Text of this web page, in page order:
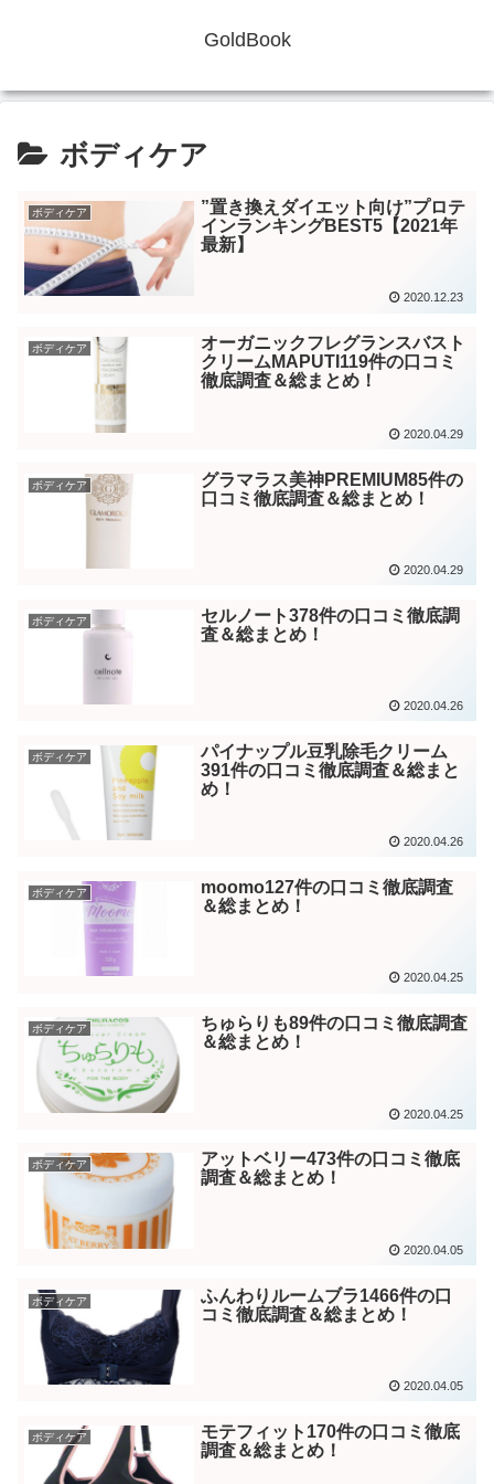
GoldBook
ボディケア
ボディケア
”置き換えダイエット向け”プロテ
インランキングBEST5【2021年
最新】
2020.12.23
ボディケア
オーガニックフレグランスバスト
クリームMAPUTI119件の口コミ
徹底調査＆総まとめ！
2020.04.29
ボディケア
グラマラス美神PREMIUM85件の
口コミ徹底調査＆総まとめ！
2020.04.29
ボディケア
セルノート378件の口コミ徹底調
査＆総まとめ！
2020.04.26
ボディケア
パイナップル豆乳除毛クリーム
391件の口コミ徹底調査＆総まと
め！
2020.04.26
ボディケア
moomo127件の口コミ徹底調査
＆総まとめ！
2020.04.25
ボディケア
ちゅらりも89件の口コミ徹底調査
＆総まとめ！
2020.04.25
ボディケア
アットベリー473件の口コミ徹底
調査＆総まとめ！
2020.04.05
ボディケア
ふんわりルームブラ1466件の口
コミ徹底調査＆総まとめ！
2020.04.05
ボディケア
モテフィット170件の口コミ徹底
調査＆総まとめ！